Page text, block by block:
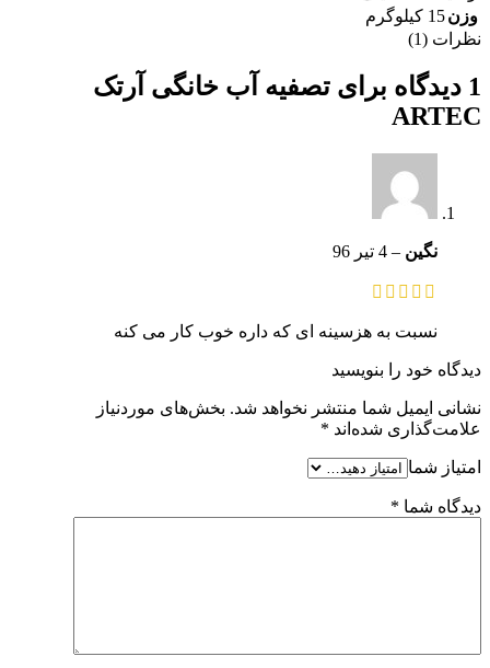
وزن15 کیلوگرم
نظرات (1)
1 دیدگاه برای
تصفیه آب خانگی آرتک
ARTEC
نگین – 4 تیر 96
نسبت به هزسینه ای که داره خوب کار می کنه
دیدگاه خود را بنویسید
نشانی ایمیل شما منتشر نخواهد شد. بخش‌های موردنیاز
علامت‌گذاری شده‌اند *
امتیاز شما
دیدگاه شما *